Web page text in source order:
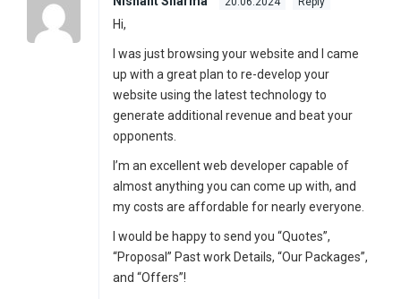
Hi,
I was just browsing your website and I came
up with a great plan to re-develop your
website using the latest technology to
generate additional revenue and beat your
opponents.
I’m an excellent web developer capable of
almost anything you can come up with, and
my costs are affordable for nearly everyone.
I would be happy to send you “Quotes”,
“Proposal” Past work Details, “Our Packages”,
and “Offers”!